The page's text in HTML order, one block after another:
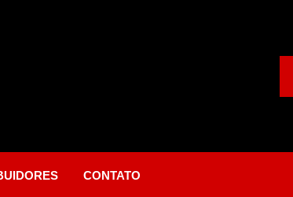
CONTATO